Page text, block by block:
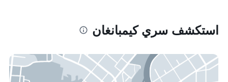
استكشف سري كيمبانغان